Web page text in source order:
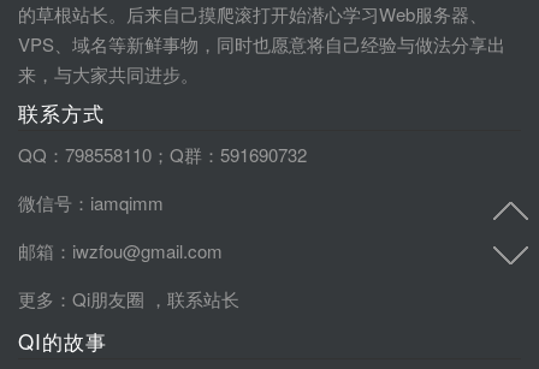
的草根站长。后来自己摸爬滚打开始潜心学习Web服务器、
VPS、域名等新鲜事物，同时也愿意将自己经验与做法分享出
来，与大家共同进步。
联系方式
QQ：798558110；Q群：591690732
微信号：iamqimm
邮箱：iwzfou@gmail.com
更多： Qi朋友圈 ， 联系站长
QI的故事